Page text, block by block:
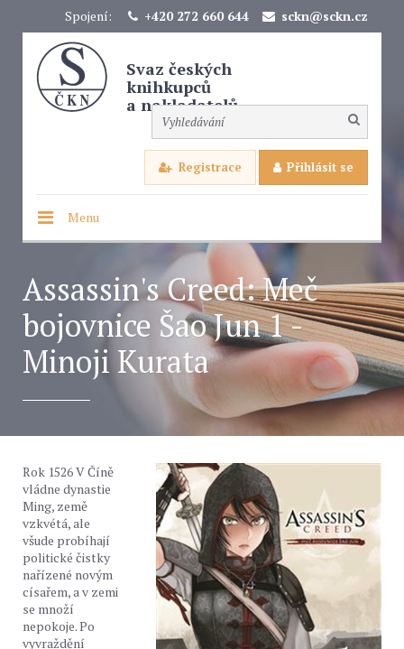
Spojení: +420 272 660 644 sckn@sckn.cz
Svaz českých
knihkupců
a nakladatelů
Registrace Přihlásit se
Menu
Assassin's Creed: Meč
bojovnice Šao Jun 1 -
Minoji Kurata
Rok 1526 V Číně
vládne dynastie
Ming, země
vzkvétá, ale
všude probíhají
politické čistky
nařízené novým
císařem, a v zemi
se množí
nepokoje. Po
vyvraždění